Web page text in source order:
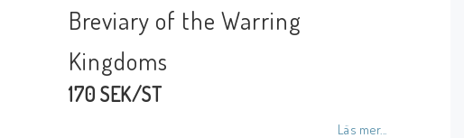
Breviary of the Warring
Kingdoms
170 SEK/ST
Läs mer...